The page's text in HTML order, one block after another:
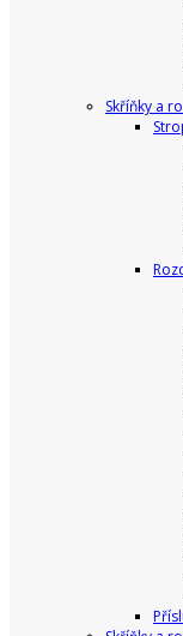
Skříňky a